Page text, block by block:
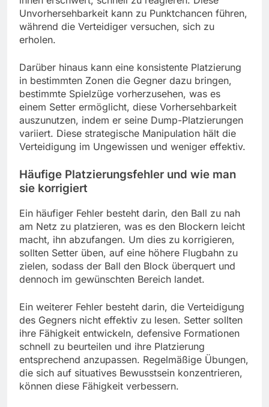
Unvorhersehbarkeit kann zu Punktchancen führen,
während die Verteidiger versuchen, sich zu
erholen.
Darüber hinaus kann eine konsistente Platzierung
in bestimmten Zonen die Gegner dazu bringen,
bestimmte Spielzüge vorherzusehen, was es
einem Setter ermöglicht, diese Vorhersehbarkeit
auszunutzen, indem er seine Dump-Platzierungen
variiert. Diese strategische Manipulation hält die
Verteidigung im Ungewissen und weniger effektiv.
Häufige Platzierungsfehler und wie man
sie korrigiert
Ein häufiger Fehler besteht darin, den Ball zu nah
am Netz zu platzieren, was es den Blockern leicht
macht, ihn abzufangen. Um dies zu korrigieren,
sollten Setter üben, auf eine höhere Flugbahn zu
zielen, sodass der Ball den Block überquert und
dennoch im gewünschten Bereich landet.
Ein weiterer Fehler besteht darin, die Verteidigung
des Gegners nicht effektiv zu lesen. Setter sollten
ihre Fähigkeit entwickeln, defensive Formationen
schnell zu beurteilen und ihre Platzierung
entsprechend anzupassen. Regelmäßige Übungen,
die sich auf situatives Bewusstsein konzentrieren,
können diese Fähigkeit verbessern.